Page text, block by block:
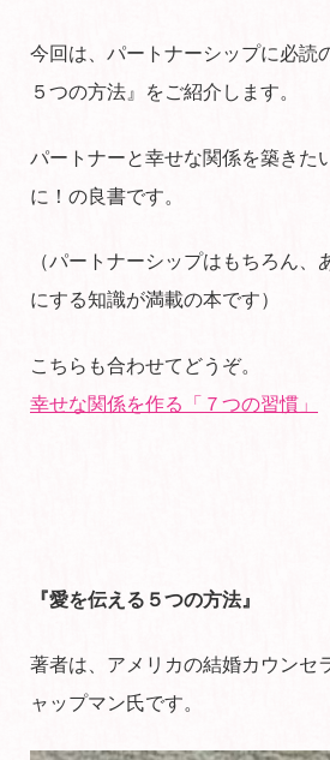
今回は、パートナーシップに必読
５つの方法』をご紹介します。
パートナーと幸せな関係を築きた
に！の良書です。
（パートナーシップはもちろん、
にする知識が満載の本です）
こちらも合わせてどうぞ。
幸せな関係を作る「７つの習慣」
『愛を伝える５つの方法』
著者は、アメリカの結婚カウンセ
ャップマン氏です。